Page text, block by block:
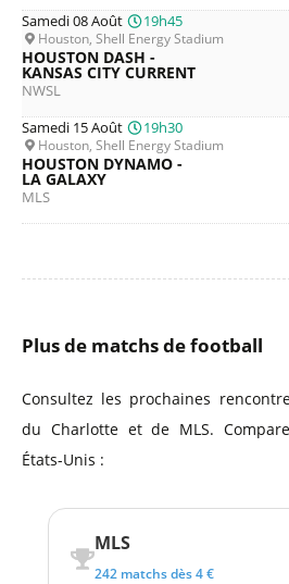
Samedi 08 Août
19h45
Houston, Shell Energy Stadium
HOUSTON DASH -
KANSAS CITY CURRENT
NWSL
Samedi 15 Août
19h30
Houston, Shell Energy Stadium
HOUSTON DYNAMO -
LA GALAXY
MLS
Plus de matchs de football
Consultez les prochaines
du Charlotte et de MLS.
États-Unis :
MLS
242 matchs dès 4 €